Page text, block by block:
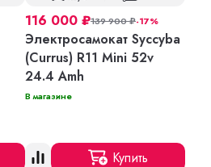
116 000 ₽139 900₽-17%
Электросамокат Syccyba
(Currus) R11 Mini 52v
24.4 Amh
В магазине
Купить